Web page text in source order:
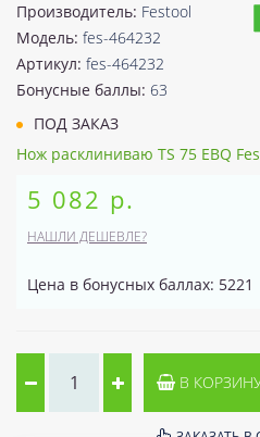
Производитель: Festool
Модель: fes-464232
Артикул: fes-464232
Бонусные баллы: 63
ПОД ЗАКАЗ
Нож расклиниваю TS 75 EBQ
5 082 р.
НАШЛИ ДЕШЕВЛЕ?
Цена в бонусных баллах: 5221
В